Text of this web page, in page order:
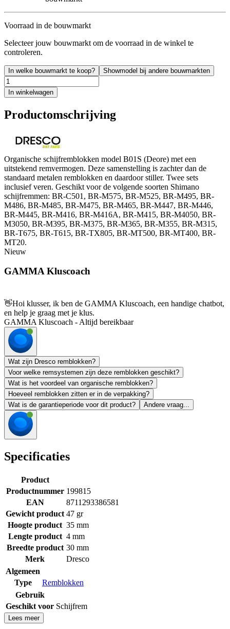
Voorraad in de bouwmarkt
Selecteer jouw bouwmarkt om de voorraad in de winkel te
controleren.
In welke bouwmarkt te koop? Showmodel bij andere bouwmarkten
In winkelwagen
Productomschrijving
Organische schijfremblokken model B01S (Deore) met een
uitstekend remvermogen. Deze samenstelling is zachter dan de
standaard metalen remblokken en daardoor stiller. Twee sets
inclusief veren. Geschikt voor de volgende soorten Shimano
schijfremmen: BR-C501, BR-M575, BR-M525, BR-M495, BR-
M486, BR-M485, BR-M475, BR-M465, BR-M447, BR-M446,
BR-M445, BR-M416, BR-M416A, BR-M415, BR-M4050, BR-
M3050, BR-M395, BR-M375, BR-M365, BR-M355, BR-M315,
BR-T675, BR-T615, BR-TX805, BR-MT500, BR-MT400, BR-
MT20.
Nieuw
GAMMA Kluscoach
👋Hoi klusser, ik ben de GAMMA Kluscoach, een handige chatbot,
en help je graag met je klus.
GAMMA Kluscoach - Altijd bereikbaar
Wat zijn Dresco remblokken?
Voor welke remsystemen zijn deze remblokken geschikt?
Wat is het voordeel van organische remblokken?
Hoeveel remblokken zitten er in de verpakking?
Wat is de garantieperiode voor dit product?
Andere vraag...
Specificaties
Product
Productnummer 199815
EAN
8711293386581
Gewicht product 47 gr
Hoogte product 35 mm
Lengte product 4 mm
Breedte product 30 mm
Merk
Dresco
Algemeen
Type
Remblokken
Gebruik
Geschikt voor Schijfrem
Lees meer